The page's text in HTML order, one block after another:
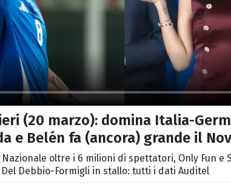
(20 marzo): domina Italia-
e Belén fa (ancora) grande il
oltre i 6 milioni di spettatori, Only Fun e
Debbio-Formigli in stallo: tutti i dati Auditel